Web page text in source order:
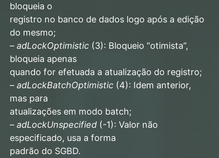
bloqueia o
registro no banco de dados logo após a edição
do mesmo;
– adLockOptimistic (3): Bloqueio “otimista”,
bloqueia apenas
quando for efetuada a atualização do registro;
– adLockBatchOptimistic (4): Idem anterior,
mas para
atualizações em modo batch;
– adLockUnspecified (-1): Valor não
especificado, usa a forma
padrão do SGBD.